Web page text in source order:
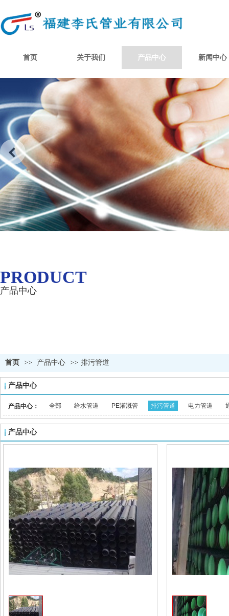
首页 关于我们 产品中心 新闻中心
PRODUCT
CENTER
产品中心
首页 >> 产品中心 >> 排污管道
产品中心
产品中心： 全部 给水管道 PE灌溉管 排污管道 电力管道
产品中心
收藏